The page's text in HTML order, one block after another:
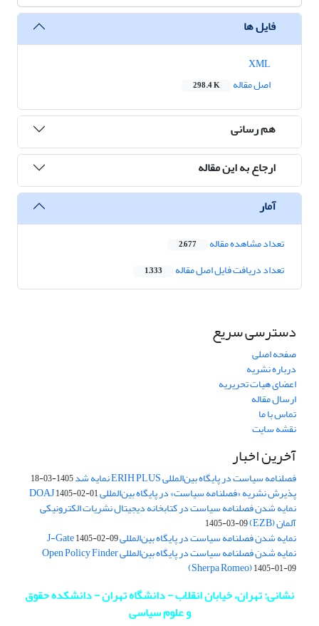
فایل ها
اصل مقاله
298.4 K
هم رسانی
ارجاع به این مقاله
آمار
تعداد مشاهده مقاله 2,677
تعداد دریافت فایل اصل مقاله 1,333
دسترسی سریع
صفحه اصلی
درباره نشریه
اعضای هیات تحریریه
ارسال مقاله
تماس با ما
نقشه سایت
آخرین اخبار
فصلنامه سیاست در پایگاه بین‌المللی ERIH PLUS نمایه شد 1405-03-18
پذیرش نشریه «فصلنامه سیاست» در پایگاه بین‌المللی DOAJ1405-02-01
نمایه شدن فصلنامه سیاست در کتابخانه دیجیتال نشریات الکترونیکی
آلمان (EZB) 1405-03-09
نمایه شدن فصلنامه سیاست در پایگاه بین‌المللی J-Gate1405-02-09
نمایه شدن فصلنامه سیاست در پایگاه بین‌المللی Open Policy Finder
(Sherpa Romeo)1405-01-09
نشانی: تهران، خیابان انقلاب - دانشگاه تهران - دانشکده حقوق
و علوم سیاسی